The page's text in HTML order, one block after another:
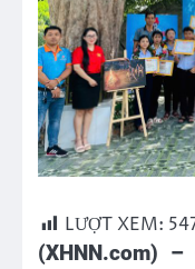
LƯỢT XEM:
(XHNN.com)